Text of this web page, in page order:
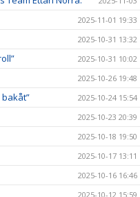
2025-11-01 19:33
2025-10-31 13:32
2025-10-31 10:02
2025-10-26 19:48
2025-10-24 15:54
2025-10-23 20:39
2025-10-18 19:50
2025-10-17 13:11
2025-10-16 16:46
2025-10-12 15:59